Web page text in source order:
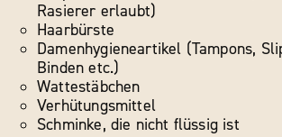
Rasierer erlaubt)
Haarbürste
Damenhygieneartikel (Tampons,
Binden etc.)
Wattestäbchen
Verhütungsmittel
Schminke, die nicht flüssig ist